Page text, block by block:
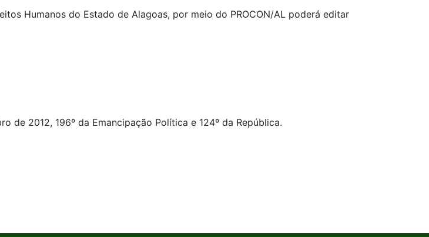
Humanos do Estado de Alagoas, por meio do PROCON/AL poderá editar
de 2012, 196º da Emancipação Política e 124º da República.